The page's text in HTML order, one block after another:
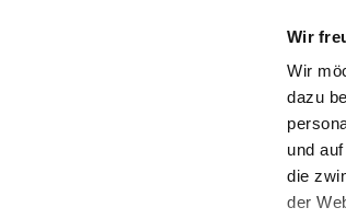
Wir
Wir
dazu
und
die
der